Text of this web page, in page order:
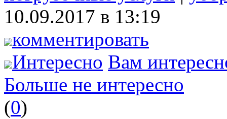
10.09.2017 в 13:19
комментировать
Интересно Вам
Больше не интересно
(0)